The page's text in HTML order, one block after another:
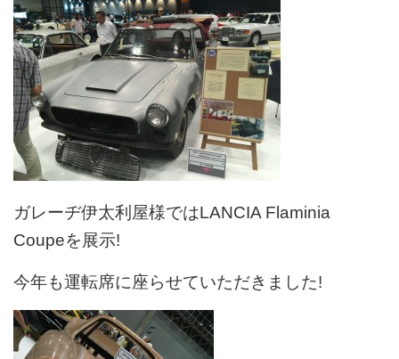
ガレーヂ伊太利屋様ではLANCIA Flaminia
Coupeを展示!
今年も運転席に座らせていただきました!